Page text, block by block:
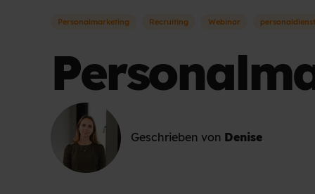
Personalmarketing Recruiting Webinar
Geschrieben von Denise